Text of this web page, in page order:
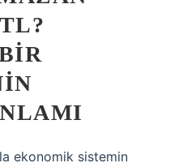
ekonomik sistemin